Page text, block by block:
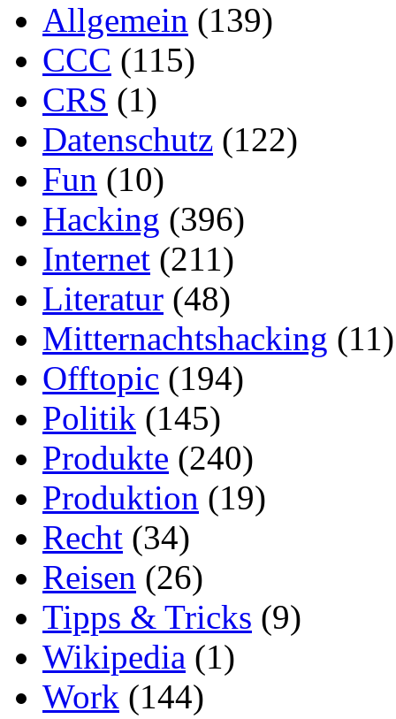
Allgemein (139)
CCC (115)
CRS (1)
Datenschutz (122)
Fun (10)
Hacking (396)
Internet (211)
Literatur (48)
Mitternachtshacking (11)
Offtopic (194)
Politik (145)
Produkte (240)
Produktion (19)
Recht (34)
Reisen (26)
Tipps & Tricks (9)
Wikipedia (1)
Work (144)